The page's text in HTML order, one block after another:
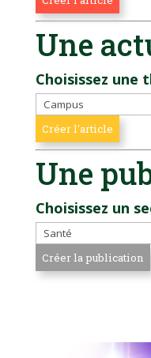
Une
Choisissez une
Une
Choisissez un